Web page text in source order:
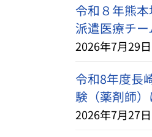
令和８年熊
派遣医療チ
2026年7月29日
令和8年度長
験（薬剤師
2026年7月27日